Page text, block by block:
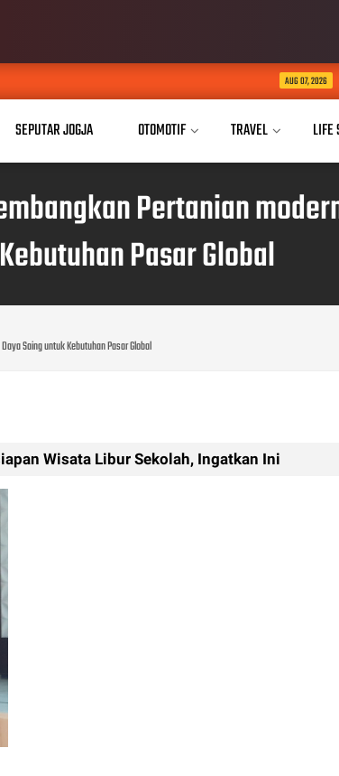
Kaukus Parlemen
SEPUTAR JOGJA OTOMOTIF TRAVEL LIFE
Pertanian
Kebutuhan Pasar Global
Saing untuk Kebutuhan Pasar Global
Wisata Libur Sekolah, Ingatkan Ini